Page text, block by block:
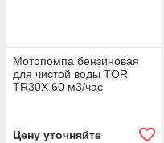
Мотопомпа бензиновая
для чистой воды TOR
TR30X 60 м3/час
Цену уточняйте